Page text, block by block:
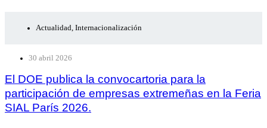
Actualidad Internacionalización
30 abril 2026
El DOE publica la convocartoria para la
participación de empresas extremeñas en la Feria
SIAL París 2026.